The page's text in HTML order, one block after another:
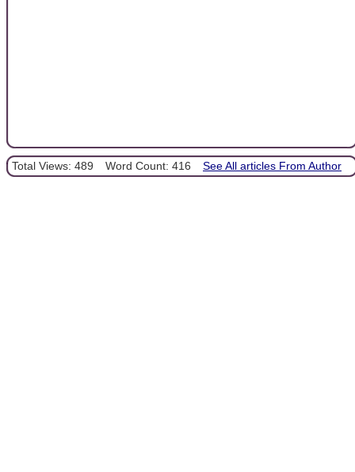
Total Views: 489 Word Count: 416 See All articles From Author